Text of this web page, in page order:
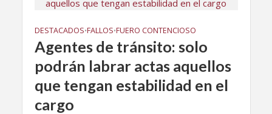
DESTACADOS•FALLOS•FUERO CONTENCIOSO
Agentes de tránsito: solo
podrán labrar actas aquellos
que tengan estabilidad en el
cargo